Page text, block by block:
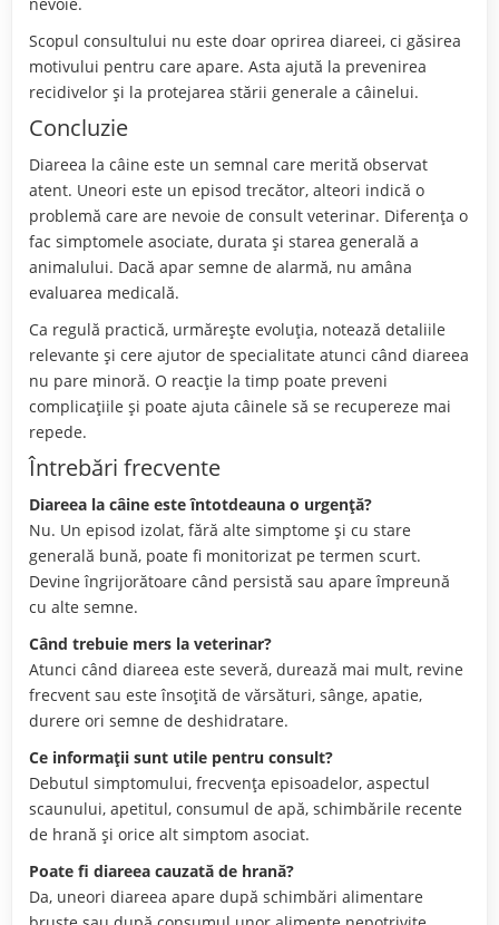
Scopul consultului nu este doar oprirea diareei, ci găsirea
motivului pentru care apare. Asta ajută la prevenirea
recidivelor și la protejarea stării generale a câinelui.
Concluzie
Diareea la câine este un semnal care merită observat
atent. Uneori este un episod trecător, alteori indică o
problemă care are nevoie de consult veterinar. Diferența o
fac simptomele asociate, durata și starea generală a
animalului. Dacă apar semne de alarmă, nu amâna
evaluarea medicală.
Ca regulă practică, urmărește evoluția, notează detaliile
relevante și cere ajutor de specialitate atunci când diareea
nu pare minoră. O reacție la timp poate preveni
complicațiile și poate ajuta câinele să se recupereze mai
repede.
Întrebări frecvente
Diareea la câine este întotdeauna o urgență?
Nu. Un episod izolat, fără alte simptome și cu stare
generală bună, poate fi monitorizat pe termen scurt.
Devine îngrijorătoare când persistă sau apare împreună
cu alte semne.
Când trebuie mers la veterinar?
Atunci când diareea este severă, durează mai mult, revine
frecvent sau este însoțită de vărsături, sânge, apatie,
durere ori semne de deshidratare.
Ce informații sunt utile pentru consult?
Debutul simptomului, frecvența episoadelor, aspectul
scaunului, apetitul, consumul de apă, schimbările recente
de hrană și orice alt simptom asociat.
Poate fi diareea cauzată de hrană?
Da, uneori diareea apare după schimbări alimentare